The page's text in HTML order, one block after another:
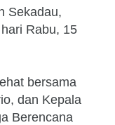
Sekadau,
Rabu, 15
bersama
dan Kepala
Berencana